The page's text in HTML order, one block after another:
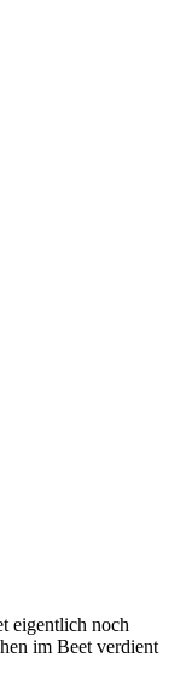
eigentlich noch
im Beet verdient